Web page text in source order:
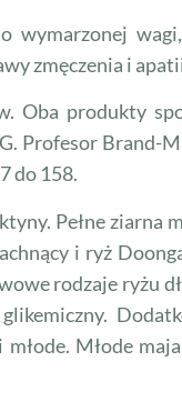
wymarzonej
zmęczenia i
Oba produkty
Profesor Brand-
do 158.
Pełne ziarna
i ryż
rodzaje ryżu
Młode